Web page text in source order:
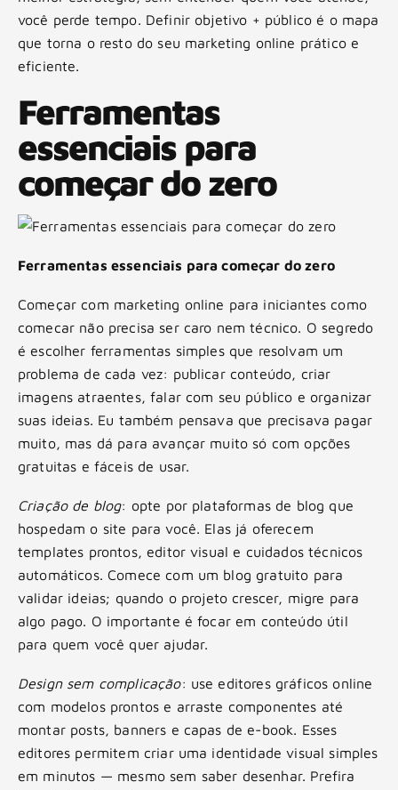
você perde tempo. Definir objetivo + público é o mapa
que torna o resto do seu marketing online prático e
eficiente.
Ferramentas
essenciais para
começar do zero
Ferramentas essenciais para começar do zero
Começar com marketing online para iniciantes como
comecar não precisa ser caro nem técnico. O segredo
é escolher ferramentas simples que resolvam um
problema de cada vez: publicar conteúdo, criar
imagens atraentes, falar com seu público e organizar
suas ideias. Eu também pensava que precisava pagar
muito, mas dá para avançar muito só com opções
gratuitas e fáceis de usar.
Criação de blog: opte por plataformas de blog que
hospedam o site para você. Elas já oferecem
templates prontos, editor visual e cuidados técnicos
automáticos. Comece com um blog gratuito para
validar ideias; quando o projeto crescer, migre para
algo pago. O importante é focar em conteúdo útil
para quem você quer ajudar.
Design sem complicação: use editores gráficos online
com modelos prontos e arraste componentes até
montar posts, banners e capas de e-book. Esses
editores permitem criar uma identidade visual simples
em minutos — mesmo sem saber desenhar. Prefira